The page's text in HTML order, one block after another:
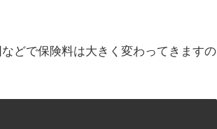
どで保険料は大きく変わってきますの